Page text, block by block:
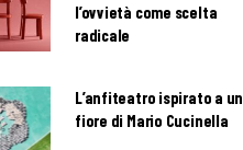
l’ovvietà come scelta
radicale
L’anfiteatro ispirato a un
fiore di Mario Cucinella